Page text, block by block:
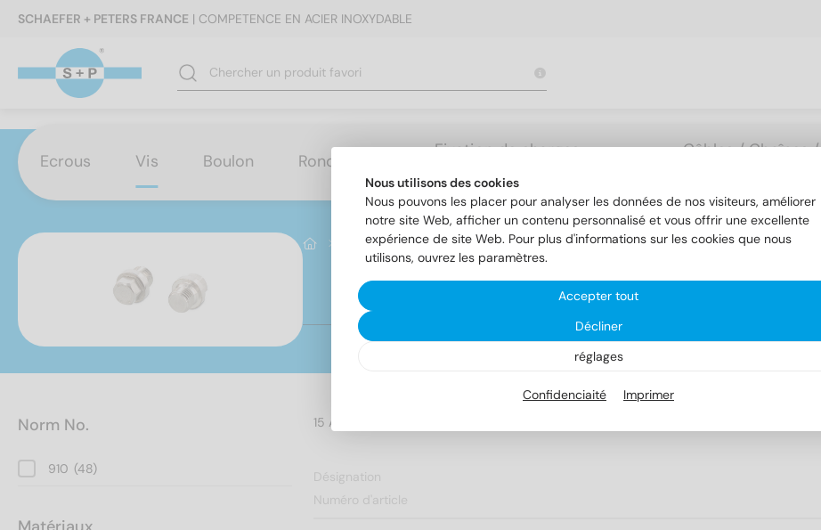
SCHAEFER + PETERS FRANCE | COMPETENCE EN ACIER INOXYDABLE
Ecrous Vis Boulon Rondelles
Fixation de charges
lourdes
Câbles / Chaînes /
Vis de fermeture DIN 910
DIN 910
Norm No.
910 (48)
Désignation
Numéro d'article
Nous utilisons des cookies
Nous pouvons les placer pour analyser les données de nos visiteurs, améliorer
notre site Web, afficher un contenu personnalisé et vous offrir une excellente
expérience de site Web. Pour plus d'informations sur les cookies que nous
utilisons, ouvrez les paramètres.
Accepter tout
Décliner
réglages
Confidenciaité Imprimer